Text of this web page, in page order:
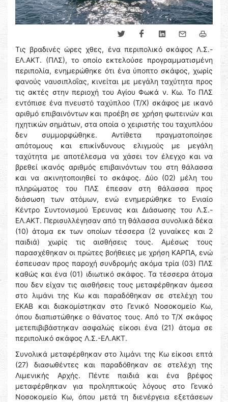
Τις βραδινές ώρες χθες, ένα περιπολικό σκάφος Λ.Σ.-
ΕΛ.ΑΚΤ. (ΠΛΣ), το οποίο εκτελούσε προγραμματισμένη
περιπολία, ενημερώθηκε ότι ένα ύποπτο σκάφος, χωρίς
φανούς ναυσιπλοΐας, κινείται με μεγάλη ταχύτητα προς
τις ακτές στην περιοχή του Αγίου Φωκά ν. Κω. Το ΠΛΣ
εντόπισε ένα πνευστό ταχύπλοο (Τ/Χ) σκάφος με ικανό
αριθμό επιβαινόντων και προέβη σε χρήση φωτεινών και
ηχητικών σημάτων, στα οποία ο χειριστής του ταχυπλόου
δεν συμμορφώθηκε. Αντίθετα πραγματοποίησε
απότομους και επικίνδυνους ελιγμούς με μεγάλη
ταχύτητα με αποτέλεσμα να χάσει τον έλεγχο και να
βρεθεί ικανός αριθμός επιβαινόντων του στη θάλασσα
και να ακινητοποιηθεί το σκάφος. Δύο (02) μέλη του
πληρώματος του ΠΛΣ έπεσαν στη θάλασσα προς
διάσωση των ατόμων, ενώ ενημερώθηκε το Ενιαίο
Κέντρο Συντονισμού Έρευνας και Διάσωσης του Λ.Σ.-
ΕΛ.ΑΚΤ. Περισυλλέγησαν από τη θάλασσα συνολικά δέκα
(10) άτομα εκ των οποίων τέσσερα (2 γυναίκες και 2
παιδιά) χωρίς τις αισθήσεις τους. Αμέσως τους
παρασχέθηκαν οι πρώτες βοήθειες με χρήση ΚΑΡΠΑ, ενώ
έσπευσαν προς παροχή συνδρομής ακόμα τρία (03) ΠΛΣ
καθώς και ένα (01) ιδιωτικό σκάφος. Τα τέσσερα άτομα
που δεν είχαν τις αισθήσεις τους μεταφέρθηκαν άμεσα
στο λιμάνι της Κω και παραδόθηκαν σε στελέχη του
ΕΚΑΒ και διακομίστηκαν στο Γενικό Νοσοκομείο Κω,
όπου διαπιστώθηκε ο θάνατος τους. Από το Τ/Χ σκάφος
μετεπιβιβάστηκαν ασφαλώς είκοσι ένα (21) άτομα σε
περιπολικό σκάφος Λ.Σ.-ΕΛ.ΑΚΤ.
Συνολικά μεταφέρθηκαν στο λιμάνι της Κω είκοσι επτά
(27) διασωθέντες και παραδόθηκαν σε στελέχη της
Λιμενικής Αρχής. Πέντε παιδιά και ένα βρέφος
μεταφέρθηκαν για προληπτικούς λόγους στο Γενικό
Νοσοκομείο Κω, όπου μετά τη διενέργεια εξετάσεων